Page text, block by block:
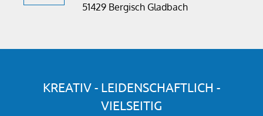
51429 Bergisch Gladbach
KREATIV - LEIDENSCHAFTLICH -
VIELSEITIG